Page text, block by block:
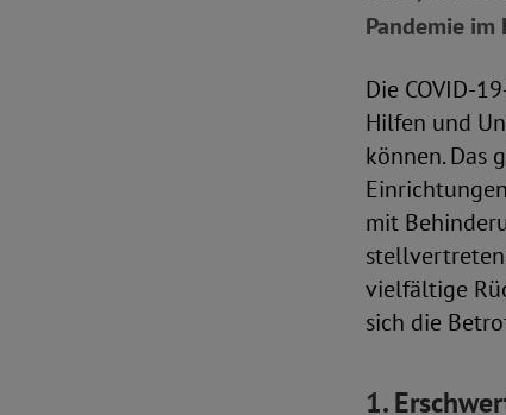
Pandemie im
Die COVID-
Hilfen und
können. Das
mit
vielfältige
sich die
1.